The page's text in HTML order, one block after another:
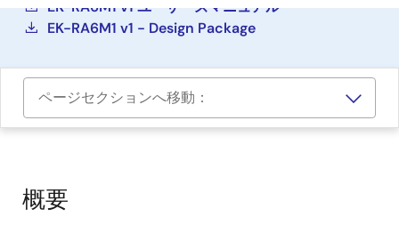
EK-RA6M1 v1 ユーザーズマニュアル
EK-RA6M1 v1 - Design Package
ページセクションへ移動：
概要